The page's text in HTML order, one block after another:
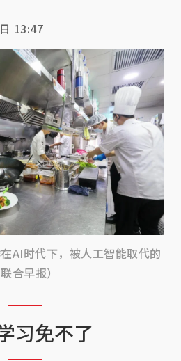
13:47
AI时代下，被人工智能取代的
合早报）
习免不了